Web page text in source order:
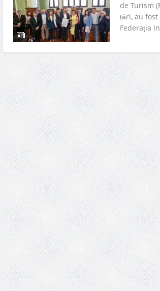
de Turism
țări, au
Federația